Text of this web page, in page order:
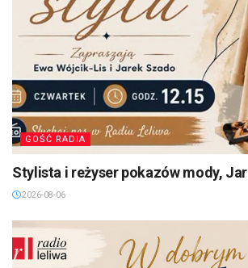
GOŚĆ RADIA
Stylista i reżyser pokazów mody,
2026-08-06